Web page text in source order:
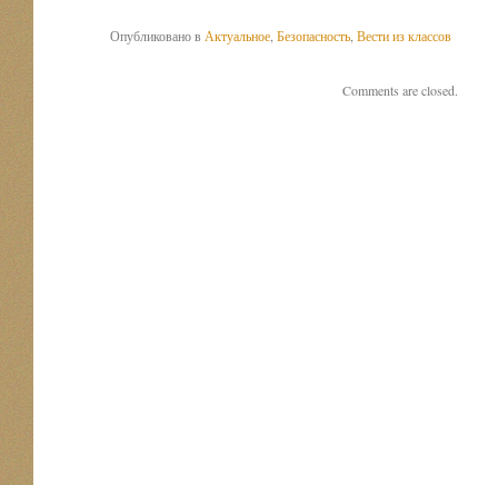
Опубликовано в Актуальное Безопасность Вести из классов
Comments are closed.